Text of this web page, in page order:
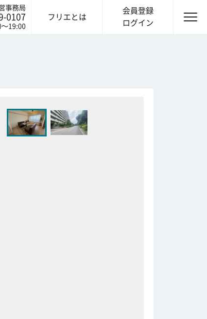
事務局
0107
〜19:00
フリエとは
会員登録
ログイン